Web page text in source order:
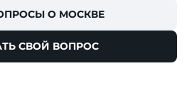
О МОСКВЕ
СВОЙ ВОПРОС